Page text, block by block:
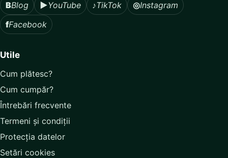
BBlog ▶YouTube ♪TikTok ◎Instagram
fFacebook
Utile
Cum plătesc?
Cum cumpăr?
Întrebări frecvente
Termeni și condiții
Protecția datelor
Setări cookies